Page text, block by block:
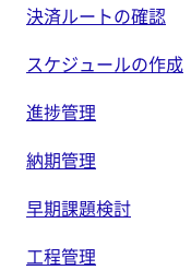
決済ルートの確認
スケジュールの作成
進捗管理
納期管理
早期課題検討
工程管理